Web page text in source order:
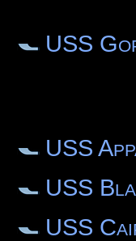
USS
USS
USS
USS